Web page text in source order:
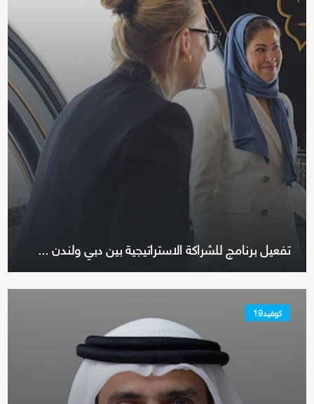
تفعيل برنامج للشراكة الاستراتيجية بين دبي ولندن ...
كوفيد19